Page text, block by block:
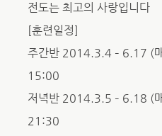
전도는 최고의 사랑입니다
[훈련일정]
주간반 2014.3.4 – 6.17 (
15:00
저녁반 2014.3.5 – 6.18 (
21:30